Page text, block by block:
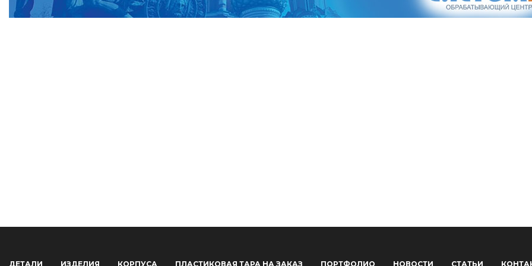
ДЕТАЛИ ИЗДЕЛИЯ КОРПУСА ПЛАСТИКОВАЯ ТАРА НА ЗАКАЗ ПОРТФОЛИО НОВОСТИ СТАТЬИ